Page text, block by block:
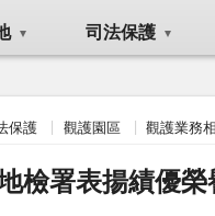
司法保護
保護 觀護園區 觀護業務
檢署表揚績優